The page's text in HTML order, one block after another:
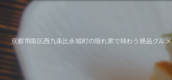
京都市南区西九条比永城町の隠れ家で味わう絶品グルメ